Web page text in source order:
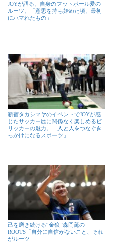
JOYが語る、自身のフットボール愛の
ルーツ。「意思を持ち始めた頃、最初
にハマれたもの」
新宿タカシマヤのイベントでJOYが感
じたサッカー歴に関係なく楽しめるビ
リッカーの魅力。「人と人をつなぐき
っかけになるスポーツ」
己を磨き続ける“金狼”森岡薫の
ROOTS「自分に自信がないこと、それ
がルーツ」